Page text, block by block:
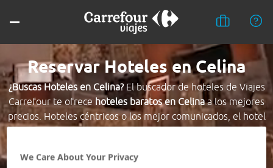
Reservar Hoteles en Celina
¿Buscas Hoteles en Celina?El buscador de hoteles de Viajes
Carrefour te ofrece hoteles baratos en Celinaa los mejores
precios. Hoteles céntricos o los mejor comunicados, el hotel
que busques nosotros te lo encontramos al mejor precio.
Destino *
We Care About Your Privacy